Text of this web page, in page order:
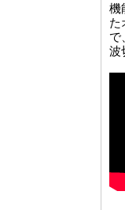
機
た
波